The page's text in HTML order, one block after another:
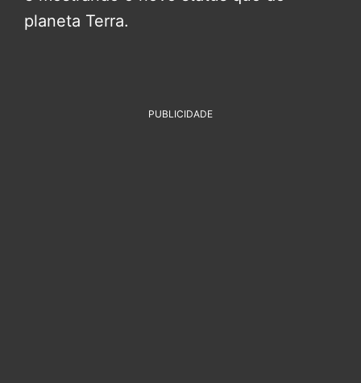
planeta Terra.
PUBLICIDADE